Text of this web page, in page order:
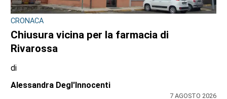
CRONACA
Chiusura vicina per la farmacia di
Rivarossa
di
Alessandra Degl'Innocenti
7 AGOSTO 2026